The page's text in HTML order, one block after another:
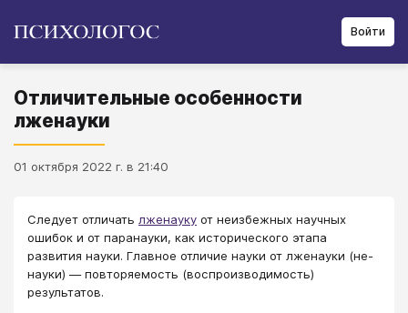
Войти
Отличительные особенности
лженауки
01 октября 2022 г. в 21:40
​​​​​​​​​​​​​​Следует отличать лженауку от неизбежных научных
ошибок и от паранауки, как исторического этапа
развития науки. Главное отличие науки от лженауки (не-
науки) — повторяемость (воспроизводимость)
результатов.